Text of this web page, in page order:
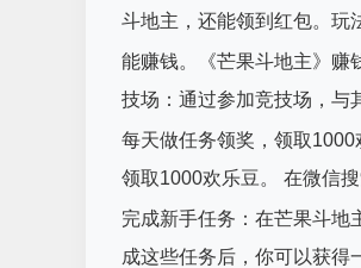
斗地主，还能领到红包。玩
能赚钱。《芒果斗地主》赚
技场：通过参加竞技场，与
每天做任务领奖，领取1000
领取1000欢乐豆。 在微信
完成新手任务：在芒果斗地
成这些任务后，你可以获得